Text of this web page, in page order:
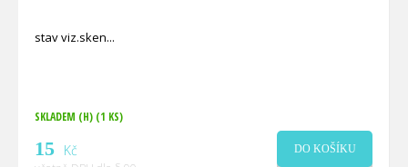
stav viz.sken
SKLADEM (H) (1 KS)
15 Kč DO KOŠÍKU